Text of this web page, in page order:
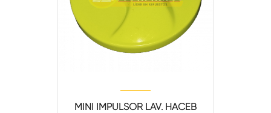
MINI IMPULSOR LAV. HACEB